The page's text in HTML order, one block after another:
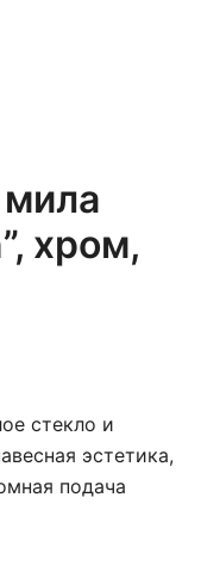
мила
хром,
стекло и
эстетика,
подача